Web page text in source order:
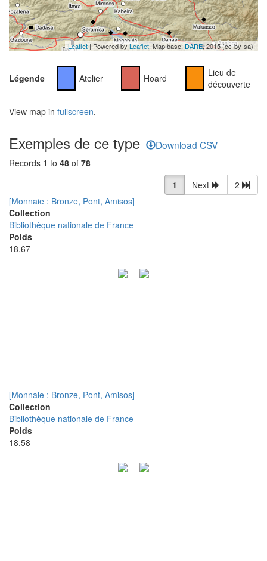
Leaflet | Powered byLeaflet. Map base: DARE, 2015 (cc-by-sa).
Légende Atelier Hoard
Lieu de
découverte
View map in fullscreen.
Exemples de ce type Download CSV
Records 1 to 48 of 78
1
Next
2
[Monnaie : Bronze, Pont, Amisos]
Collection
Bibliothèque nationale de France
Poids
18.67
[Monnaie : Bronze, Pont, Amisos]
Collection
Bibliothèque nationale de France
Poids
18.58